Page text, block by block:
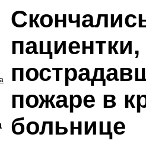
пациентки,
пожаре в
больнице